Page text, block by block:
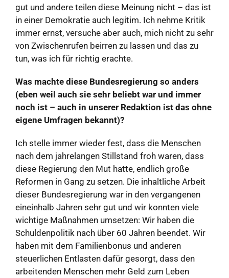
gut und andere teilen diese Meinung nicht – das ist
in einer Demokratie auch legitim. Ich nehme Kritik
immer ernst, versuche aber auch, mich nicht zu sehr
von Zwischenrufen beirren zu lassen und das zu
tun, was ich für richtig erachte.
Was machte diese Bundesregierung so anders
(eben weil auch sie sehr beliebt war und immer
noch ist – auch in unserer Redaktion ist das ohne
eigene Umfragen bekannt)?
Ich stelle immer wieder fest, dass die Menschen
nach dem jahrelangen Stillstand froh waren, dass
diese Regierung den Mut hatte, endlich große
Reformen in Gang zu setzen. Die inhaltliche Arbeit
dieser Bundesregierung war in den vergangenen
eineinhalb Jahren sehr gut und wir konnten viele
wichtige Maßnahmen umsetzen: Wir haben die
Schuldenpolitik nach über 60 Jahren beendet. Wir
haben mit dem Familienbonus und anderen
steuerlichen Entlasten dafür gesorgt, dass den
arbeitenden Menschen mehr Geld zum Leben